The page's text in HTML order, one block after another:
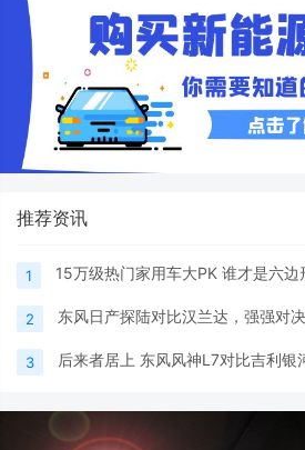
推荐资讯
1 15万级热门家用车大PK 谁才是六边
2 东风日产探陆对比汉兰达，强强对
3 后来者居上 东风风神L7对比吉利银